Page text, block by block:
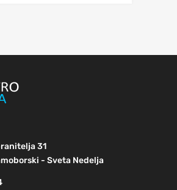
31
- Sveta Nedelja